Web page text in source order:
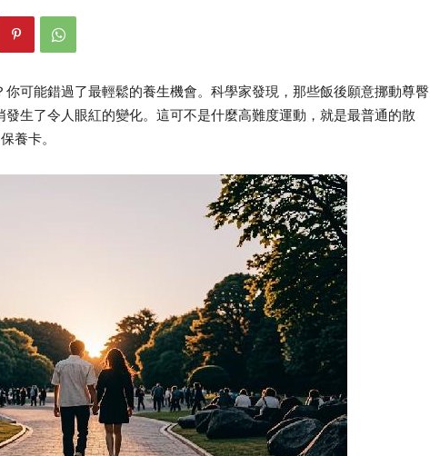
可能錯過了最輕鬆的養生機會。科學家發現，那些飯後願意挪動尊臀
生了令人眼紅的變化。這可不是什麼高難度運動，就是最普通的散
養卡。